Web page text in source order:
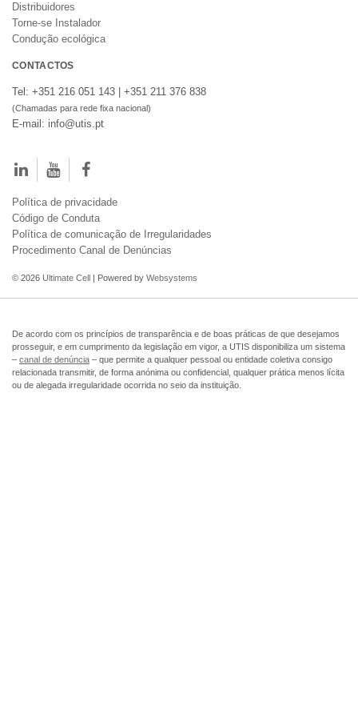
Distribuidores
Torne-se Instalador
Condução ecológica
CONTACTOS
Tel: +351 216 051 143 | +351 211 376 838
(Chamadas para rede fixa nacional)
E-mail: info@utis.pt
Política de privacidade
Código de Conduta
Política de comunicação de Irregularidades
Procedimento Canal de Denúncias
© 2026 Ultimate Cell | Powered by Websystems
De acordo com os princípios de transparência e de boas práticas de que desejamos
prosseguir, e em cumprimento da legislação em vigor, a UTIS disponibiliza um sistema
– canal de denúncia – que permite a qualquer pessoal ou entidade coletiva consigo
relacionada transmitir, de forma anónima ou confidencial, qualquer prática menos lícita
ou de alegada irregularidade ocorrida no seio da instituição.